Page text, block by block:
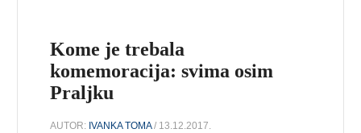
Kome je trebala
komemoracija: svima osim
Praljku
AUTOR: IVANKA TOMA/ 13.12.2017.